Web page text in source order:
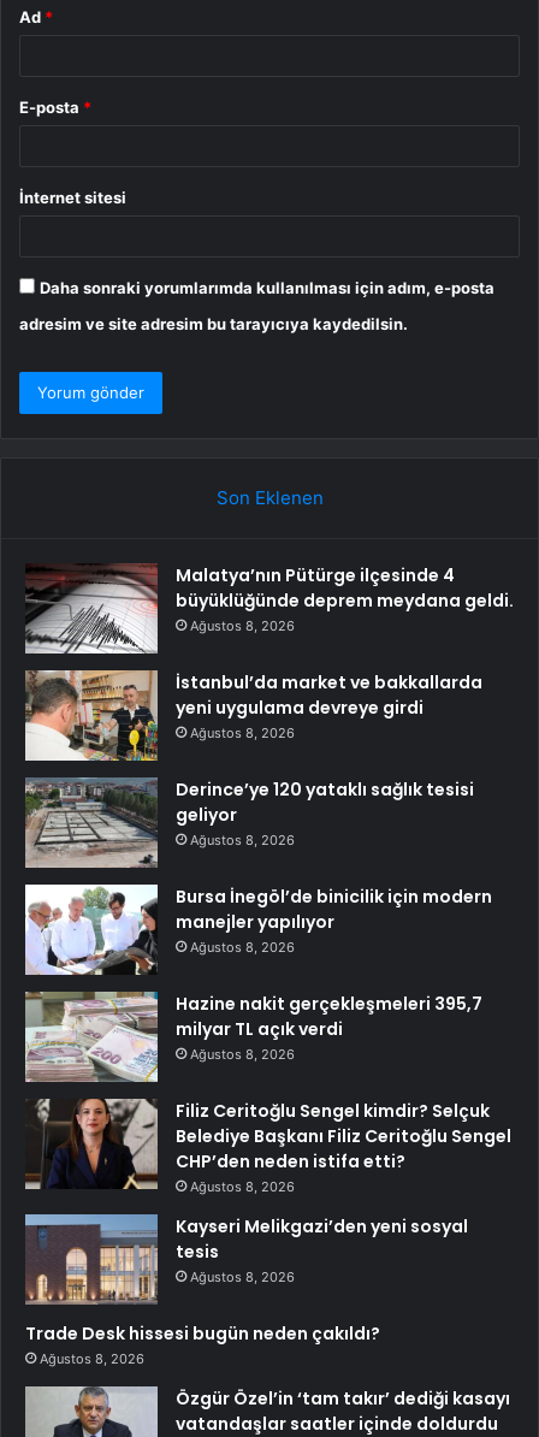
Ad *
E-posta *
İnternet sitesi
Daha sonraki yorumlarımda kullanılması için adım, e-posta
adresim ve site adresim bu tarayıcıya kaydedilsin.
Son Eklenen
Malatya’nın Pütürge ilçesinde 4
büyüklüğünde deprem meydana geldi.
Ağustos 8, 2026
İstanbul’da market ve bakkallarda
yeni uygulama devreye girdi
Ağustos 8, 2026
Derince’ye 120 yataklı sağlık tesisi
geliyor
Ağustos 8, 2026
Bursa İnegöl’de binicilik için modern
manejler yapılıyor
Ağustos 8, 2026
Hazine nakit gerçekleşmeleri 395,7
milyar TL açık verdi
Ağustos 8, 2026
Filiz Ceritoğlu Sengel kimdir? Selçuk
Belediye Başkanı Filiz Ceritoğlu Sengel
CHP’den neden istifa etti?
Ağustos 8, 2026
Kayseri Melikgazi’den yeni sosyal
tesis
Ağustos 8, 2026
Trade Desk hissesi bugün neden çakıldı?
Ağustos 8, 2026
Özgür Özel’in ‘tam takır’ dediği kasayı
vatandaşlar saatler içinde doldurdu